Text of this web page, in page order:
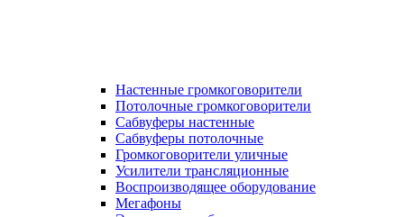
Настенные громкоговорители
Потолочные громкоговорители
Сабвуферы настенные
Сабвуферы потолочные
Громкоговорители уличные
Усилители трансляционные
Воспроизводящее оборудование
Мегафоны